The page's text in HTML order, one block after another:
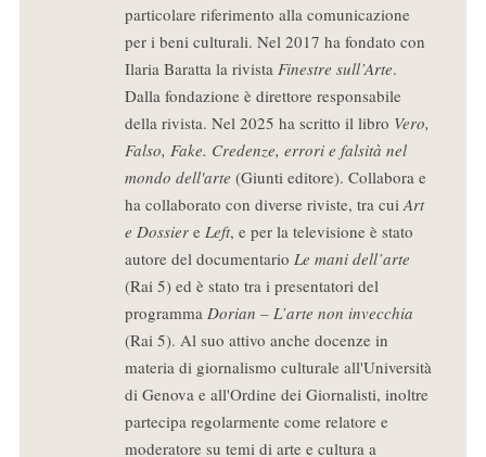
particolare riferimento alla comunicazione
per i beni culturali. Nel 2017 ha fondato con
Ilaria Baratta la rivista Finestre sull’Arte.
Dalla fondazione è direttore responsabile
della rivista. Nel 2025 ha scritto il libro Vero,
Falso, Fake. Credenze, errori e falsità nel
mondo dell'arte (Giunti editore). Collabora e
ha collaborato con diverse riviste, tra cuiArt
e Dossiere Left, e per la televisione è stato
autore del documentario Le mani dell’arte
(Rai 5) ed è stato tra i presentatori del
programma Dorian – L’arte non invecchia
(Rai 5). Al suo attivo anche docenze in
materia di giornalismo culturale all'Università
di Genova e all'Ordine dei Giornalisti, inoltre
partecipa regolarmente come relatore e
moderatore su temi di arte e cultura a